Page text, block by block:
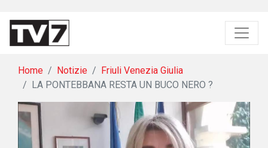
Home Notizie
Friuli Venezia Giulia
LA PONTEBBANA RESTA UN BUCO NERO ?